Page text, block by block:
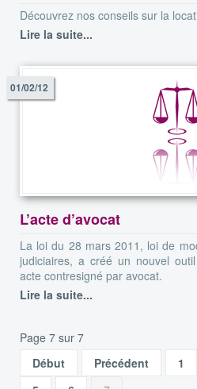
Découvrez nos conseils sur la
Lire la suite...
01/02/12
L’acte d’avocat
La loi du 28 mars 2011, loi de
judiciaires, a créé un nouvel outil
acte contresigné par avocat.
Lire la suite...
Page 7 sur 7
Début
Précédent 1